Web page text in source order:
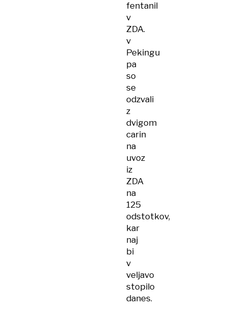
fentanil
v
ZDA.
v
Pekingu
pa
so
se
odzvali
z
dvigom
carin
na
uvoz
iz
ZDA
na
125
odstotkov,
kar
naj
bi
v
veljavo
stopilo
danes.